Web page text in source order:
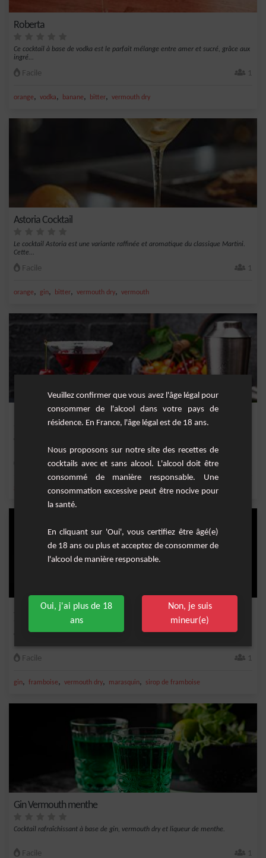
Roberta
Ce cocktail à base de vodka est le parfait mélange entre amer et sucré, grâce aux
ingré...
Facile 1
orange, vodka, banane, bitter, vermouth dry
Astoria Cocktail
Le cocktail Astoria est une variante raffinée et aromatique du classique Martini.
Cette...
Facile 1
orange, gin, bitter, vermouth dry, vermouth
Royal cocktail
Cocktail à base de gin, vermouth dry, liqueur de cerise et marasquin.
, marasquin , , liqueur de cerise
John's framboise
Cocktail à base de gin, vermouth dry, marasquin et sirop de framboise.
Facile 1
gin, framboise, vermouth dry, marasquin, sirop de framboise
Gin Vermouth menthe
Cocktail rafraîchissant à base de gin, vermouth dry et liqueur de menthe.
Facile 1
Veuillez confirmer que vous avez l'âge légal pour
consommer de l'alcool dans votre pays de
résidence. En France, l'âge légal est de 18 ans.
Nous proposons sur notre site des recettes de
cocktails avec et sans alcool. L'alcool doit être
consommé de manière responsable. Une
consommation excessive peut être nocive pour
la santé.
En cliquant sur 'Oui', vous certifiez être âgé(e)
de 18 ans ou plus et acceptez de consommer de
l'alcool de manière responsable.
Oui, j'ai plus de 18
ans
Non, je suis
mineur(e)